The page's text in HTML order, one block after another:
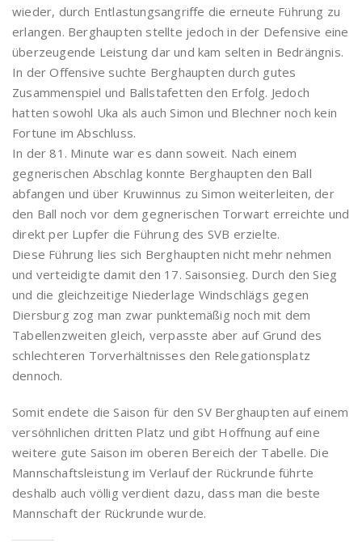
wieder, durch Entlastungsangriffe die erneute Führung zu
erlangen. Berghaupten stellte jedoch in der Defensive eine
überzeugende Leistung dar und kam selten in Bedrängnis.
In der Offensive suchte Berghaupten durch gutes
Zusammenspiel und Ballstafetten den Erfolg. Jedoch
hatten sowohl Uka als auch Simon und Blechner noch kein
Fortune im Abschluss.
In der 81. Minute war es dann soweit. Nach einem
gegnerischen Abschlag konnte Berghaupten den Ball
abfangen und über Kruwinnus zu Simon weiterleiten, der
den Ball noch vor dem gegnerischen Torwart erreichte und
direkt per Lupfer die Führung des SVB erzielte.
Diese Führung lies sich Berghaupten nicht mehr nehmen
und verteidigte damit den 17. Saisonsieg. Durch den Sieg
und die gleichzeitige Niederlage Windschlägs gegen
Diersburg zog man zwar punktemäßig noch mit dem
Tabellenzweiten gleich, verpasste aber auf Grund des
schlechteren Torverhältnisses den Relegationsplatz
dennoch.
Somit endete die Saison für den SV Berghaupten auf einem
versöhnlichen dritten Platz und gibt Hoffnung auf eine
weitere gute Saison im oberen Bereich der Tabelle. Die
Mannschaftsleistung im Verlauf der Rückrunde führte
deshalb auch völlig verdient dazu, dass man die beste
Mannschaft der Rückrunde wurde.